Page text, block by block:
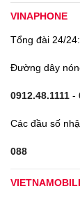
VINAPHONE
Tổng đài 24/24:
Đường dây
0912.48.1111 -
Các đầu số
088